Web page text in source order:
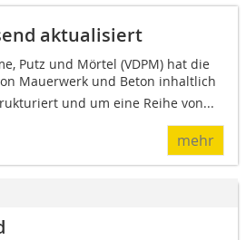
aktualisiert
Putz und Mörtel (VDPM) hat die
Mauerwerk und Beton inhaltlich
und um eine Reihe von...
mehr